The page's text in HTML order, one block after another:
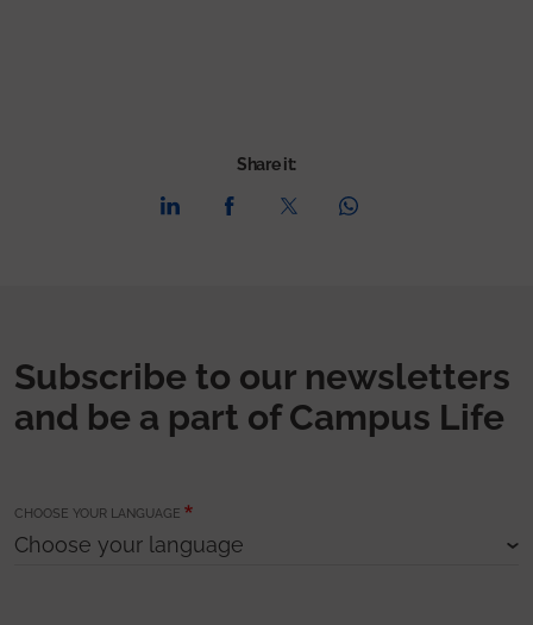
Share it:
Subscribe to our newsletters
and be a part of Campus Life
CHOOSE YOUR LANGUAGE